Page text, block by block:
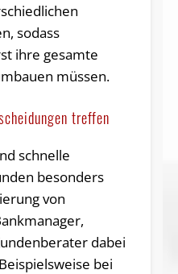
sodass
ihre gesamte
müssen.
treffen
schnelle
besonders
von
dabei
bei